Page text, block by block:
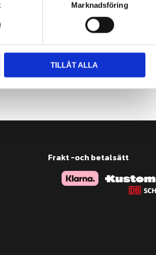
Marknadsföring
TILLÅT ALLA
Frakt -och betalsätt